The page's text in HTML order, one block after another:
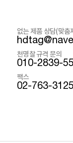
없는 제품 상담(맞춤
천명찰 규격 문의
010-2839-
팩스
02-763-